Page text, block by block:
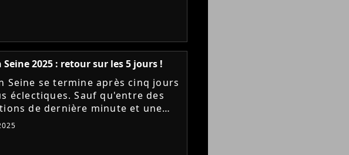
Seine 2025 : retour sur les 5 jours !
Seine se termine après cinq jours
éclectiques. Sauf qu'entre des
de dernière minute et une
davantage axée électro,